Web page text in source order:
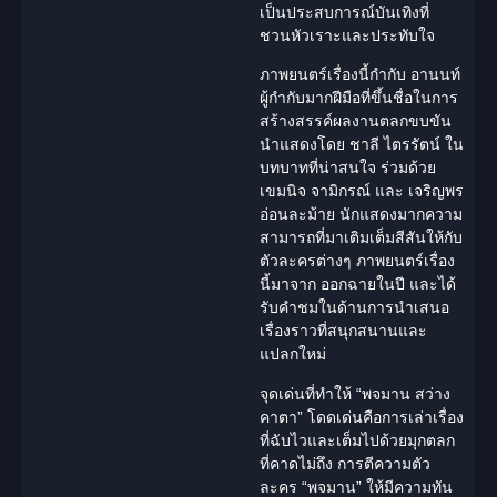
เป็นประสบการณ์บันเทิงที่
ชวนหัวเราะและประทับใจ
ภาพยนตร์เรื่องนี้กำกับ อานนท์
ผู้กำกับมากฝีมือที่ขึ้นชื่อในการ
สร้างสรรค์ผลงานตลกขบขัน
นำแสดงโดย ชาลี ไตรรัตน์ ใน
บทบาทที่น่าสนใจ ร่วมด้วย
เขมนิจ จามิกรณ์ และ เจริญพร
อ่อนละม้าย นักแสดงมากความ
สามารถที่มาเติมเต็มสีสันให้กับ
ตัวละครต่างๆ ภาพยนตร์เรื่อง
นี้มาจาก ออกฉายในปี และได้
รับคำชมในด้านการนำเสนอ
เรื่องราวที่สนุกสนานและ
แปลกใหม่
จุดเด่นที่ทำให้ “พจมาน สว่าง
คาตา” โดดเด่นคือการเล่าเรื่อง
ที่ฉับไวและเต็มไปด้วยมุกตลก
ที่คาดไม่ถึง การตีความตัว
ละคร “พจมาน” ให้มีความทัน